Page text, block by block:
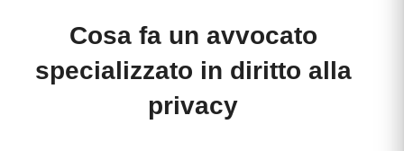
Cosa fa un avvocato
specializzato in diritto alla
privacy